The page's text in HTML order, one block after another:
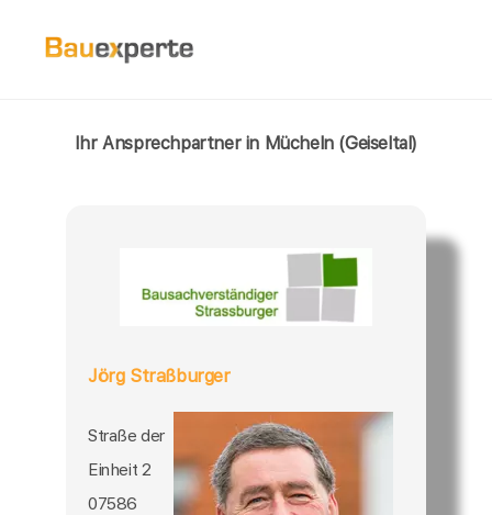
Ihr Ansprechpartner in Mücheln (Geiseltal)
Jörg Straßburger
Straße der
Einheit 2
07586